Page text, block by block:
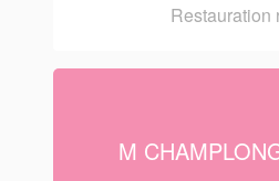
Restauration
M